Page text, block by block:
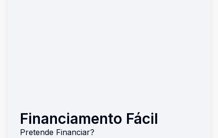
Financiamento Fácil
Pretende Financiar?